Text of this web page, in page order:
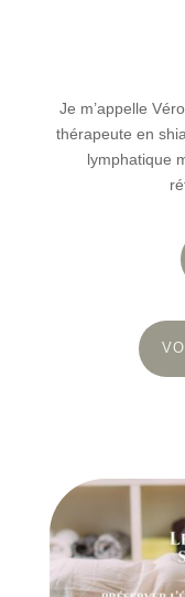
Je m’appelle
thérapeute en
lymphatique